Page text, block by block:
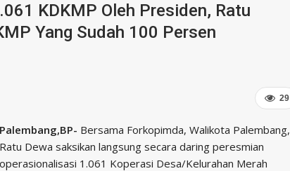
KDKMP Oleh Presiden, Ratu
Yang Sudah 100 Persen
29
Palembang,BP- Bersama Forkopimda, Walikota Palembang,
Ratu Dewa saksikan langsung secara daring peresmian
operasionalisasi 1.061 Koperasi Desa/Kelurahan Merah